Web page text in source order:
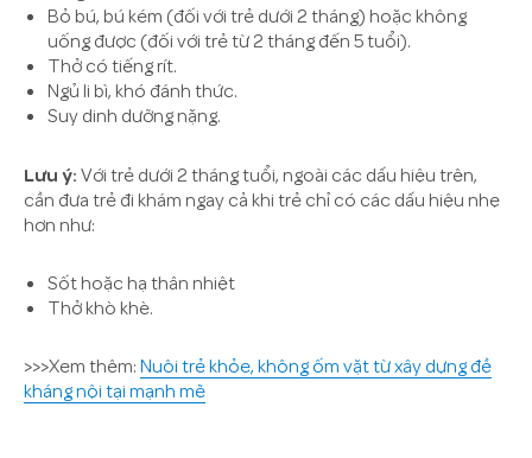
Bỏ bú, bú kém (đối với trẻ dưới 2 tháng) hoặc không
uống được (đối với trẻ từ 2 tháng đến 5 tuổi).
Thở có tiếng rít.
Ngủ li bì, khó đánh thức.
Suy dinh dưỡng nặng.
Lưu ý: Với trẻ dưới 2 tháng tuổi, ngoài các dấu hiệu trên,
cần đưa trẻ đi khám ngay cả khi trẻ chỉ có các dấu hiệu nhẹ
hơn như:
Sốt hoặc hạ thân nhiệt
Thở khò khè.
>>>Xem thêm: Nuôi trẻ khỏe, không ốm vặt từ xây dựng đề
kháng nội tại mạnh mẽ